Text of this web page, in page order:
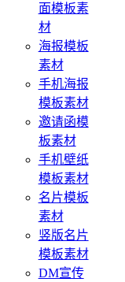
面模板素
材
海报模板
素材
手机海报
模板素材
邀请函模
板素材
手机壁纸
模板素材
名片模板
素材
竖版名片
模板素材
DM宣传